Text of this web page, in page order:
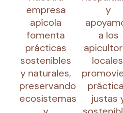
empresa
apícola
fomenta
prácticas
sostenibles
y naturales,
preservando
ecosistemas
y
a los
justas